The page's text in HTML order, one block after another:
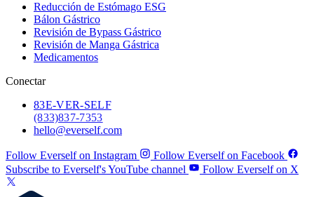
Reducción de Estómago ESG
Bálon Gástrico
Revisión de Bypass Gástrico
Revisión de Manga Gástrica
Medicamentos
Conectar
83E-VER-SELF
(833) 837-7353
hello@everself.com
Follow Everself on Instagram
Follow Everself on Facebook
Subscribe to Everself's YouTube channel
Follow Everself on X